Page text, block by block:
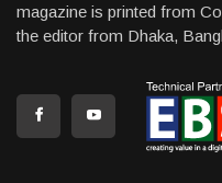
magazine is printed from
the editor from Dhaka,